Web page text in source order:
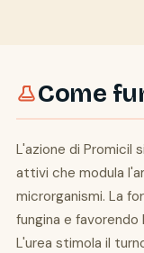
Come
L'azione di Promicil
attivi che modula
microrganismi. La
fungina e favorendo
L'urea stimola il